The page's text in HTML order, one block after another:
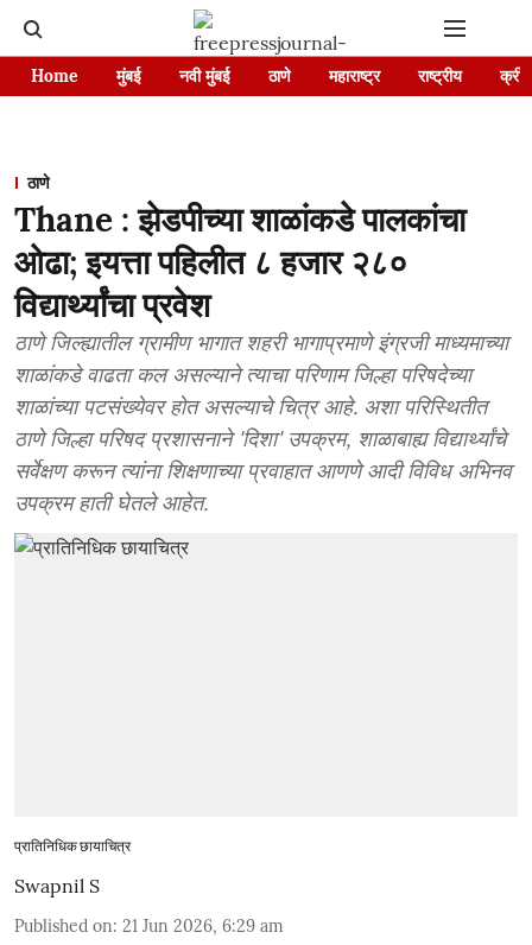
Home मुंबई नवी मुंबई ठाणे महाराष्ट्र राष्ट्रीय
ठाणे
Thane : झेडपीच्या शाळांकडे पालकांचा
ओढा; इयत्ता पहिलीत ८ हजार २८०
विद्यार्थ्यांचा प्रवेश
ठाणे जिल्ह्यातील ग्रामीण भागात शहरी भागाप्रमाणे इंग्रजी माध्यमाच्या
शाळांकडे वाढता कल असल्याने त्याचा परिणाम जिल्हा परिषदेच्या
शाळांच्या पटसंख्येवर होत असल्याचे चित्र आहे. अशा परिस्थितीत
ठाणे जिल्हा परिषद प्रशासनाने 'दिशा' उपक्रम, शाळाबाह्य विद्यार्थ्यांचे
सर्वेक्षण करून त्यांना शिक्षणाच्या प्रवाहात आणणे आदी विविध अभिनव
उपक्रम हाती घेतले आहेत.
प्रातिनिधिक छायाचित्र
Swapnil S
Published on: 21 Jun 2026, 6:29 am